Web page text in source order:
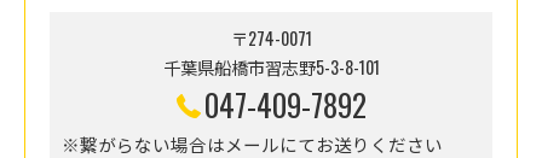
〒274-0071
千葉県船橋市習志野5-3-8-101
047-409-7892
※繋がらない場合はメールにてお送りください